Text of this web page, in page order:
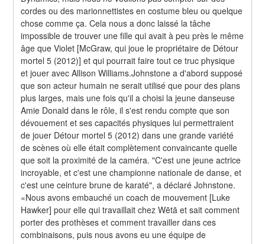
cordes ou des marionnettistes en costume bleu ou quelque
chose comme ça. Cela nous a donc laissé la tâche
impossible de trouver une fille qui avait à peu près le même
âge que Violet [McGraw, qui joue le propriétaire de Détour
mortel 5 (2012)] et qui pourrait faire tout ce truc physique
et jouer avec Allison Williams.Johnstone a d'abord supposé
que son acteur humain ne serait utilisé que pour des plans
plus larges, mais une fois qu'il a choisi la jeune danseuse
Amie Donald dans le rôle, il s'est rendu compte que son
dévouement et ses capacités physiques lui permettraient
de jouer Détour mortel 5 (2012) dans une grande variété
de scènes où elle était complètement convaincante quelle
que soit la proximité de la caméra. "C'est une jeune actrice
incroyable, et c'est une championne nationale de danse, et
c'est une ceinture brune de karaté", a déclaré Johnstone.
«Nous avons embauché un coach de mouvement [Luke
Hawker] pour elle qui travaillait chez Wētā et sait comment
porter des prothèses et comment travailler dans ces
combinaisons, puis nous avons eu une équipe de